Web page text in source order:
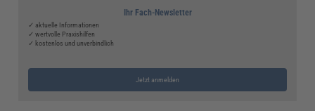
Ihr Fach-Newsletter
✓ aktuelle Informationen
✓ wertvolle Praxishilfen
✓ kostenlos und unverbindlich
Jetzt anmelden